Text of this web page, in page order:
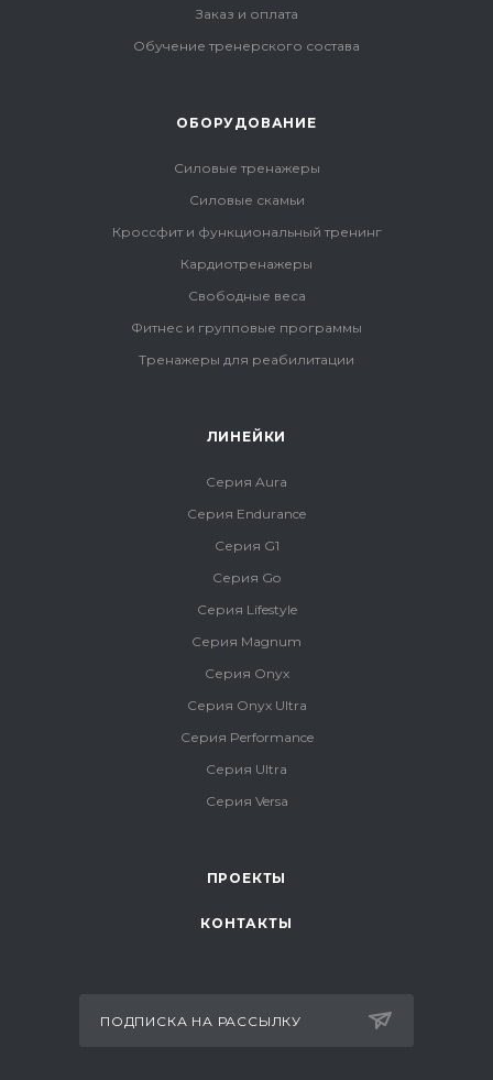
Заказ и оплата
Обучение тренерского состава
ОБОРУДОВАНИЕ
Силовые тренажеры
Силовые скамьи
Кроссфит и функциональный тренинг
Кардиотренажеры
Свободные веса
Фитнес и групповые программы
Тренажеры для реабилитации
ЛИНЕЙКИ
Серия Aura
Серия Endurance
Серия G1
Серия Go
Серия Lifestyle
Серия Magnum
Серия Onyx
Серия Onyx Ultra
Серия Performance
Серия Ultra
Серия Versa
ПРОЕКТЫ
КОНТАКТЫ
ПОДПИСКА НА РАССЫЛКУ